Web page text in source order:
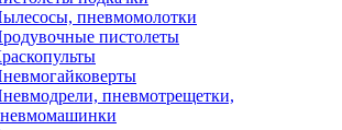
пневмомолотки
пистолеты
пневмотрещетки,